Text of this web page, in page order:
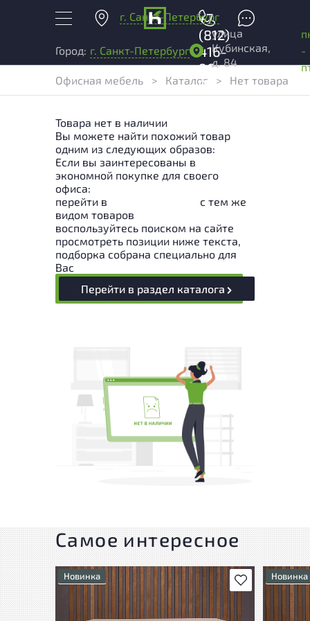
г. Санкт-Петербург
+7
(812)
416-
96-
99
Город: г. Санкт-Петербург
улица
Кубинская,
д. 84
-
Офисная мебель
> Каталог > Нет товара
Товара нет в наличии
Вы можете найти похожий товар
одним из следующих образов:
Если вы заинтересованы в
экономной покупке для своего
офиса:
перейти в
с тем же
видом товаров
воспользуйтесь поиском на сайте
просмотреть позиции ниже текста,
подборка собрана специально для
Вас
Перейти в раздел каталога
Самое интересное
В избранное
Новинка Новинка